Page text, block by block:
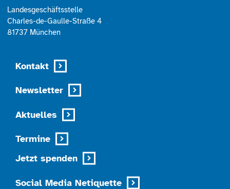
Landesgeschäftsstelle
Charles-de-Gaulle-Straße 4
81737 München
Kontakt
Newsletter
Aktuelles
Termine
Jetzt spenden
Social Media Netiquette